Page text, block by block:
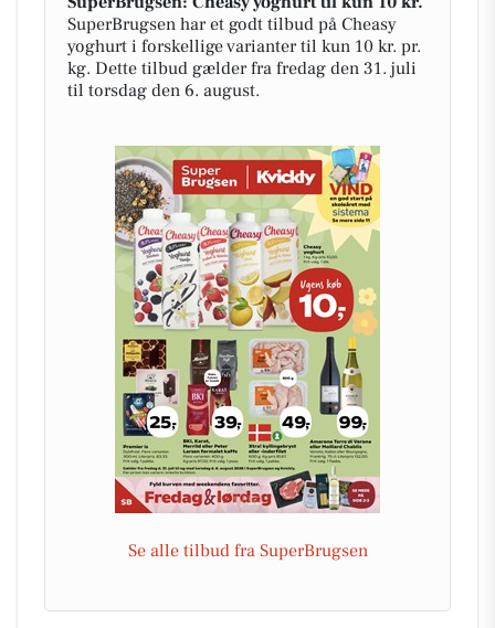
SuperBrugsen har et godt tilbud på Cheasy
yoghurt i forskellige varianter til kun 10 kr. pr.
kg. Dette tilbud gælder fra fredag den 31. juli
til torsdag den 6. august.
Se alle tilbud fra SuperBrugsen